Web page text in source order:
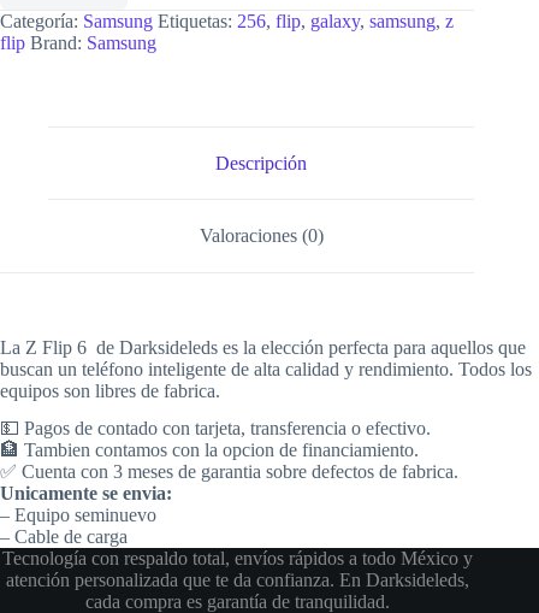
Categoría: Samsung Etiquetas: 256, flip, galaxy, samsung, z
flip Brand: Samsung
Descripción
Valoraciones (0)
La Z Flip 6 de Darksideleds es la elección perfecta para aquellos que
buscan un teléfono inteligente de alta calidad y rendimiento. Todos los
equipos son libres de fabrica.
💵 Pagos de contado con tarjeta, transferencia o efectivo.
🏦 Tambien contamos con la opcion de financiamiento.
✅ Cuenta con 3 meses de garantia sobre defectos de fabrica.
Unicamente se envia:
– Equipo seminuevo
– Cable de carga
Tecnología con respaldo total, envíos rápidos a todo México y
atención personalizada que te da confianza. En Darksideleds,
cada compra es garantía de tranquilidad.